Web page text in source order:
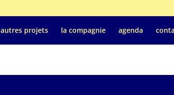
autres projets la compagnie agenda